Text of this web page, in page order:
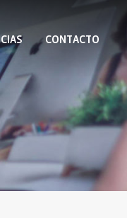
CONTACTO